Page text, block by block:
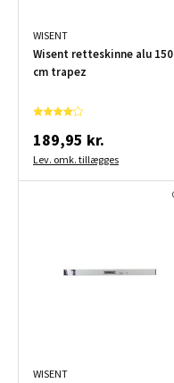
WISENT
Wisent retteskinne alu 150
cm trapez
189,95 kr.
Lev. omk. tillægges
WISENT